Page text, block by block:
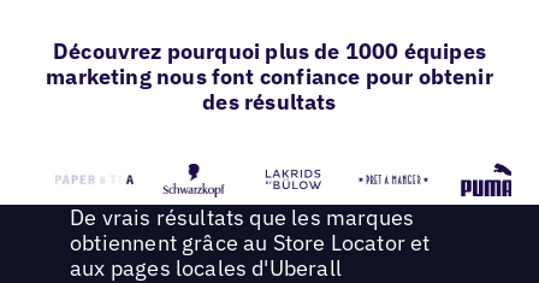
Découvrez pourquoi plus de 1000 équipes
marketing nous font confiance pour obtenir
des résultats
De vrais résultats que les marques
obtiennent grâce au Store Locator et
aux pages locales d'Uberall